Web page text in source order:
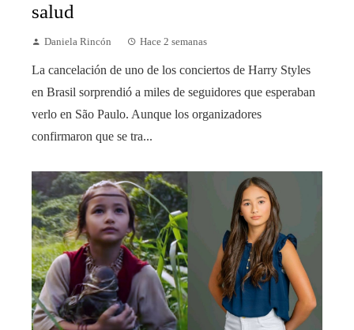
salud
Daniela Rincón Hace 2 semanas
La cancelación de uno de los conciertos de Harry Styles
en Brasil sorprendió a miles de seguidores que esperaban
verlo en São Paulo. Aunque los organizadores
confirmaron que se tra...